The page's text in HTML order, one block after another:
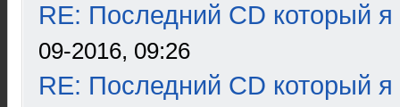
RE: Последний CD который я
09-2016, 09:26
RE: Последний CD который я